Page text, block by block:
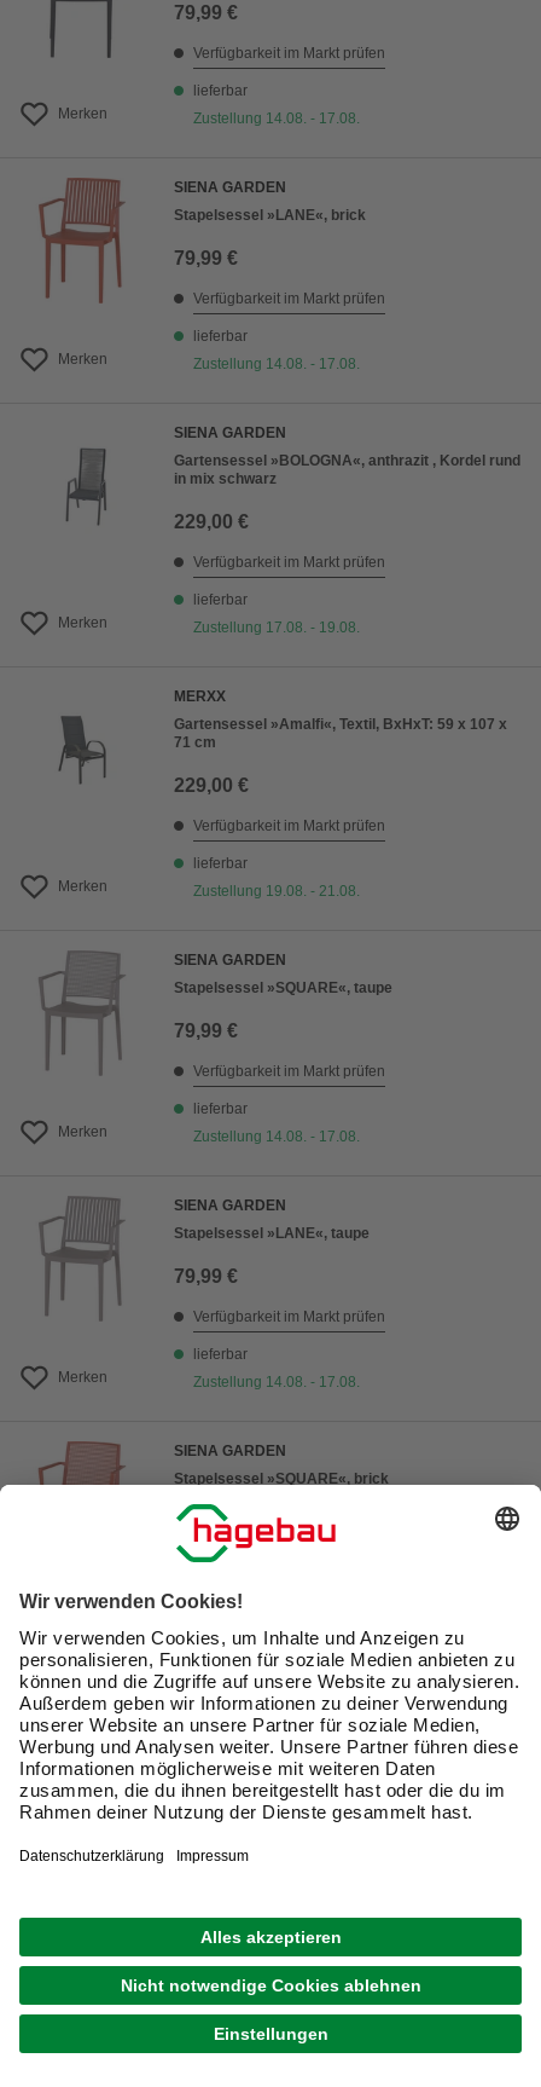
Merken
79,99 €
Verfügbarkeit im Markt prüfen
lieferbar
Zustellung 14.08. - 17.08.
Merken
SIENA GARDEN
Stapelsessel »LANE«, brick
79,99 €
Verfügbarkeit im Markt prüfen
lieferbar
Zustellung 14.08. - 17.08.
Merken
SIENA GARDEN
Gartensessel »BOLOGNA«, anthrazit , Kordel rund
in mix schwarz
229,00 €
Verfügbarkeit im Markt prüfen
lieferbar
Zustellung 17.08. - 19.08.
Merken
MERXX
Gartensessel »Amalfi«, Textil, BxHxT: 59 x 107 x
71 cm
229,00 €
Verfügbarkeit im Markt prüfen
lieferbar
Zustellung 19.08. - 21.08.
Merken
SIENA GARDEN
Stapelsessel »SQUARE«, taupe
79,99 €
Verfügbarkeit im Markt prüfen
lieferbar
Zustellung 14.08. - 17.08.
Merken
SIENA GARDEN
Stapelsessel »LANE«, taupe
79,99 €
Verfügbarkeit im Markt prüfen
lieferbar
Zustellung 14.08. - 17.08.
SIENA GARDEN
Stapelsessel »SQUARE«, brick
79,99 €
Verfügbarkeit im Markt prüfen
lieferbar
Zustellung 14.08. - 17.08.
1 von6
Gartensessel: bequemer Relaxsessel für
Du so richtig entspannen. Hier verbringst Du ruhige
Stunden und lässt den Tag ausklingen. Entdecke
verstellbare Gartensesselfür die ganze Familie und
genieße ein ausgiebiges Bad in der Sonne. Der Online
Shop von hagebau.de präsentiert Dir verschiedene